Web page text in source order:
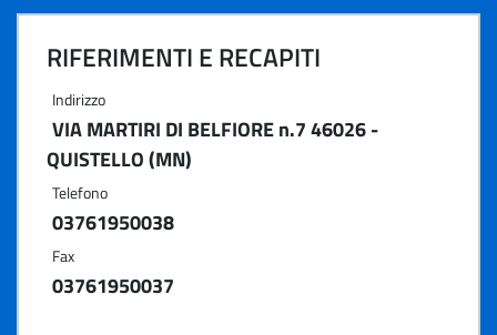
RIFERIMENTI E RECAPITI
Indirizzo
VIA MARTIRI DI BELFIORE n.7 46026 -
QUISTELLO (MN)
Telefono
03761950038
Fax
03761950037